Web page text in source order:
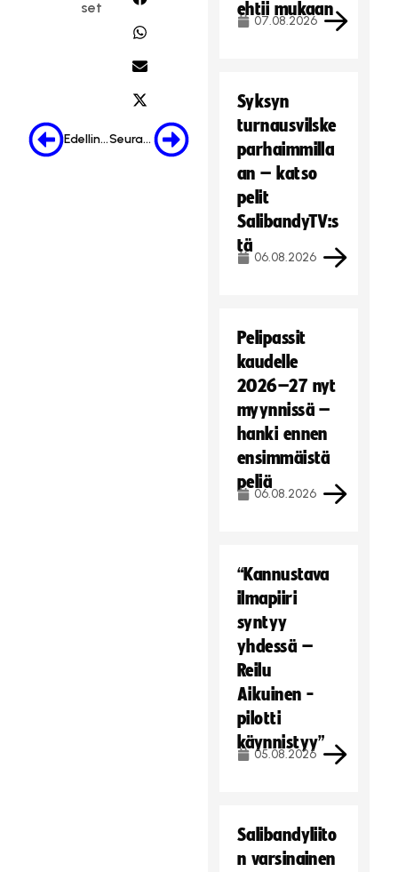
set
Edellinen Seuraava
ehtii mukaan
07.08.2026
Syksyn
turnausvilske
parhaimmilla
an – katso
pelit
SalibandyTV:s
tä
06.08.2026
Pelipassit
kaudelle
2026–27 nyt
myynnissä –
hanki ennen
ensimmäistä
peliä
06.08.2026
“Kannustava
ilmapiiri
syntyy
yhdessä –
Reilu
Aikuinen -
pilotti
käynnistyy”
05.08.2026
Salibandyliito
n varsinainen